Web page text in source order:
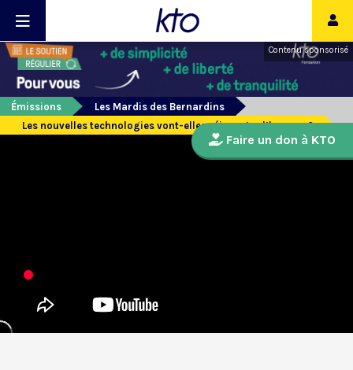
Contenu sponsorisé
Émissions
Les Mardis des Bernardins
Les nouvelles technologies vont-elles réinventer l’homme ?
Faire un don à KTO